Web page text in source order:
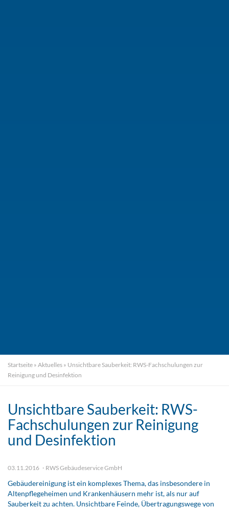
Startseite » Aktuelles » Unsichtbare Sauberkeit: RWS-Fachschulungen zur
Reinigung und Desinfektion
Unsichtbare Sauberkeit: RWS-
Fachschulungen zur Reinigung
und Desinfektion
03.11.2016 RWS Gebäudeservice GmbH
Gebäudereinigung ist ein komplexes Thema, das insbesondere in
Altenpflegeheimen und Krankenhäusern mehr ist, als nur auf
Sauberkeit zu achten. Unsichtbare Feinde, Übertragungswege von